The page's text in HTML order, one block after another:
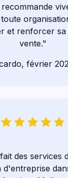
et renforcer
vente."
février
des services
d'entreprise